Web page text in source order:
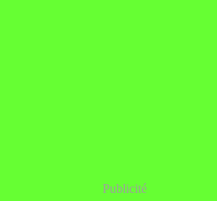
Publicité